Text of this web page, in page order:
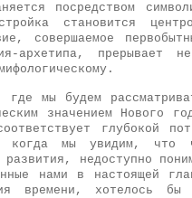
посредством
становится
совершаемое
архетипа, прерывает
где мы будем
значением Нового
глубокой
когда мы увидим, что
развития, недоступно
нами в настоящей
времени, хотелось